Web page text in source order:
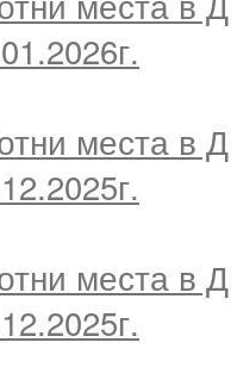
места в
места в